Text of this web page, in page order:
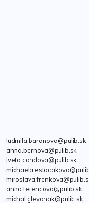
ludmila.baranova@pulib.sk
anna.barnova@pulib.sk
iveta.candova@pulib.sk
anna.ferencova@pulib.sk
michal.glevanak@pulib.sk